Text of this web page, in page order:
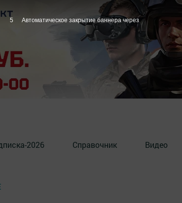
2026 Справочник Видео
4 Автоматическое закрытие баннера через